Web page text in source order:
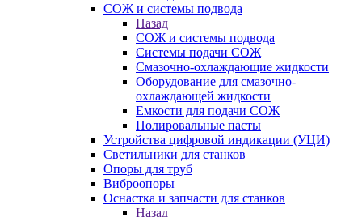
СОЖ и системы подвода
Назад
СОЖ и системы подвода
Системы подачи СОЖ
Смазочно-охлаждающие жидкости
Оборудование для смазочно-
охлаждающей жидкости
Емкости для подачи СОЖ
Полировальные пасты
Устройства цифровой индикации (УЦИ)
Светильники для станков
Опоры для труб
Виброопоры
Оснастка и запчасти для станков
Назад